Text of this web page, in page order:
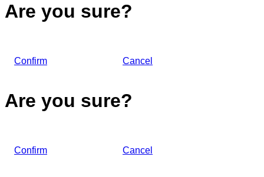
Are you sure?
Confirm Cancel
Are you sure?
Confirm Cancel